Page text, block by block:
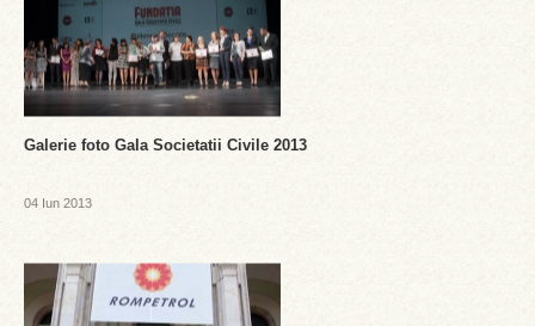
Galerie foto Gala Societatii Civile 2013
04 Iun 2013